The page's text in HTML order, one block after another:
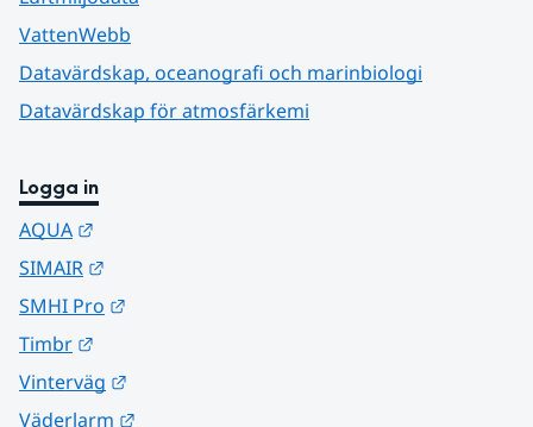
VattenWebb
Datavärdskap, oceanografi och marinbiologi
Datavärdskap för atmosfärkemi
Logga in
AQUA
SIMAIR
SMHI Pro
Timbr
Vinterväg
Väderlarm